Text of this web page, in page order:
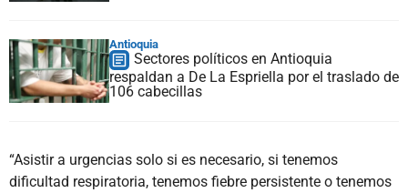
Antioquia
Sectores políticos en Antioquia
respaldan a De La Espriella por el traslado de
106 cabecillas
“Asistir a urgencias solo si es necesario, si tenemos
dificultad respiratoria, tenemos fiebre persistente o tenemos